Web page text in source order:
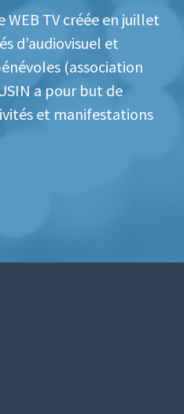
WEB TV créée en juillet
d’audiovisuel et
(association
a pour but de
et manifestations